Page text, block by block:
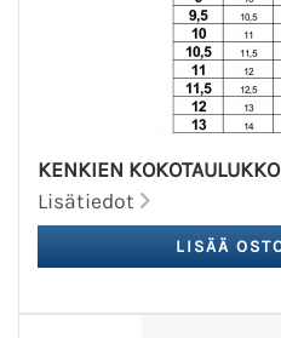
KENKIEN KOKOTAULUKKO
Lisätiedot